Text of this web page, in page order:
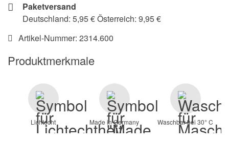
Paketversand
Deutschland: 5,95 € Österreich: 9,95 €
Artikel-Nummer: 2314.600
Produktmerkmale
Lichtecht Made in Germany Waschbar bei 30° C